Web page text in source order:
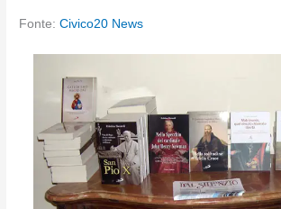
Fonte:Civico20 News